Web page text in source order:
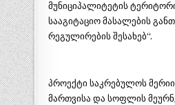
მუნიციპალიტეტის
სააგიტაციო მასალების
რეგულირების შესახებ“.
პროექტი საკრებულოს
მართვისა და სოფლის